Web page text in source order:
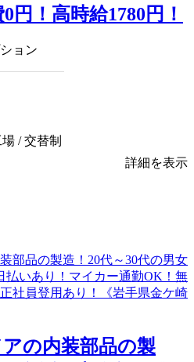
円！高時給1780円！
ョン
/ 交替制
詳細を表示
の内装部品の製